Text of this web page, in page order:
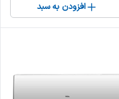
افزودن به سبد